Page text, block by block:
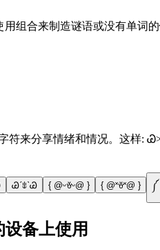
组合来制造谜语或没有单词的
符来分享情绪和情况。这样:
ᏊˊꍓˋᏊ { @ᵕꈊᵕ@ } { @˟ꈊ˟@ }
设备上使用